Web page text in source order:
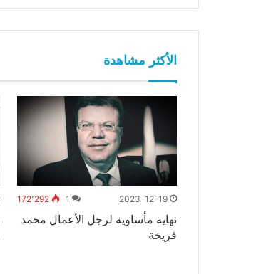
الأكثر مشاهدة
2023-12-19
1 172٬292
نهاية مأساوية لرجل الأعمال محمد
فريخة